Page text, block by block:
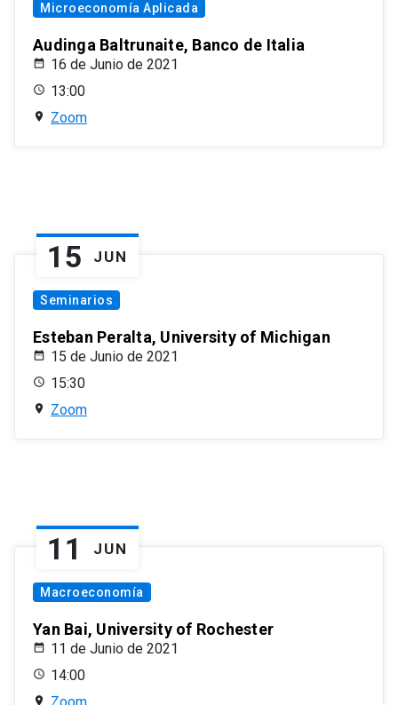
Microeconomía Aplicada
Audinga Baltrunaite, Banco de Italia
16 de Junio de 2021
13:00
Zoom
15 JUN
Seminarios
Esteban Peralta, University of Michigan
15 de Junio de 2021
15:30
Zoom
11 JUN
Macroeconomía
Yan Bai, University of Rochester
11 de Junio de 2021
14:00